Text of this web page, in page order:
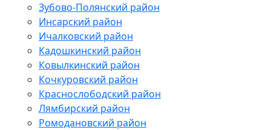
Зубово-Полянский район
Инсарский район
Ичалковский район
Кадошкинский район
Ковылкинский район
Кочкуровский район
Краснослободский район
Лямбирский район
Ромодановский район